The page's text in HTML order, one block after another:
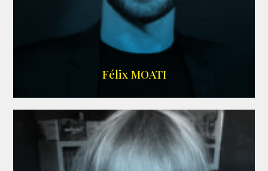
Félix MOATI